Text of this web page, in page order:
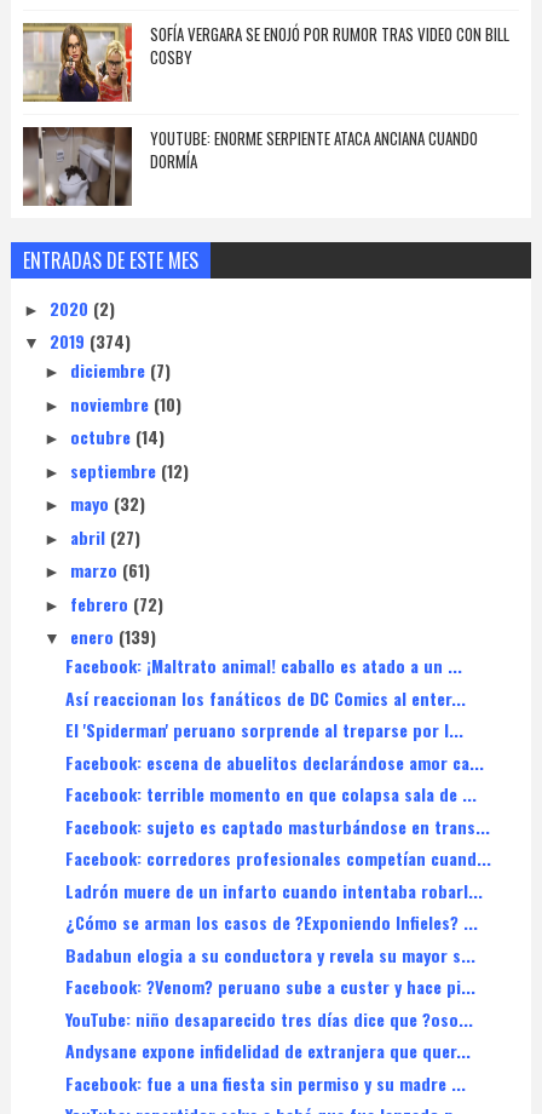
SOFÍA VERGARA SE ENOJÓ POR RUMOR TRAS VIDEO CON BILL
COSBY
YOUTUBE: ENORME SERPIENTE ATACA ANCIANA CUANDO
DORMÍA
ENTRADAS DE ESTE MES
► 2020 (2)
▼ 2019 (374)
► diciembre (7)
► noviembre (10)
► octubre (14)
► septiembre (12)
► mayo (32)
► abril (27)
► marzo (61)
► febrero (72)
▼ enero (139)
Facebook: ¡Maltrato animal! caballo es atado a un ...
Así reaccionan los fanáticos de DC Comics al enter...
El 'Spiderman' peruano sorprende al treparse por l...
Facebook: escena de abuelitos declarándose amor ca...
Facebook: terrible momento en que colapsa sala de ...
Facebook: sujeto es captado masturbándose en trans...
Facebook: corredores profesionales competían cuand...
Ladrón muere de un infarto cuando intentaba robarl...
¿Cómo se arman los casos de ?Exponiendo Infieles? ...
Badabun elogia a su conductora y revela su mayor s...
Facebook: ?Venom? peruano sube a custer y hace pi...
YouTube: niño desaparecido tres días dice que ?oso...
Andysane expone infidelidad de extranjera que quer...
Facebook: fue a una fiesta sin permiso y su madre ...